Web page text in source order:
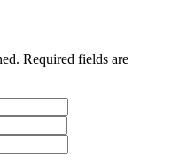
Required fields are